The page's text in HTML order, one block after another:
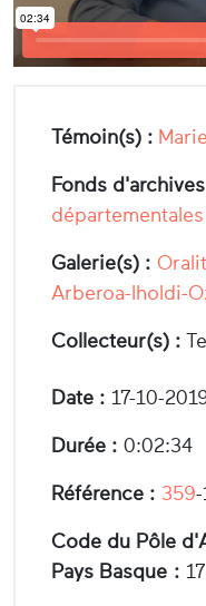
Témoin(s) :
Fonds
Galerie(s) :
Arberoa-Iholdi-
Collecteur(s) :
Date : 17-10-
Durée : 0:02:34
Référence : 359-
Code du Pôle
Pays Basque :